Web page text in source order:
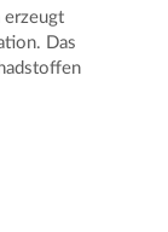
erzeugt
Das